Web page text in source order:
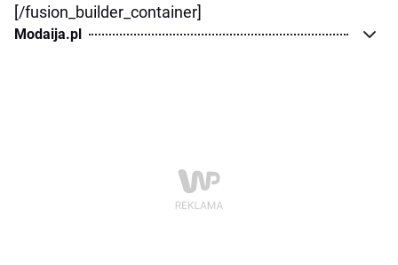
[/fusion_builder_container]
Modaija.pl